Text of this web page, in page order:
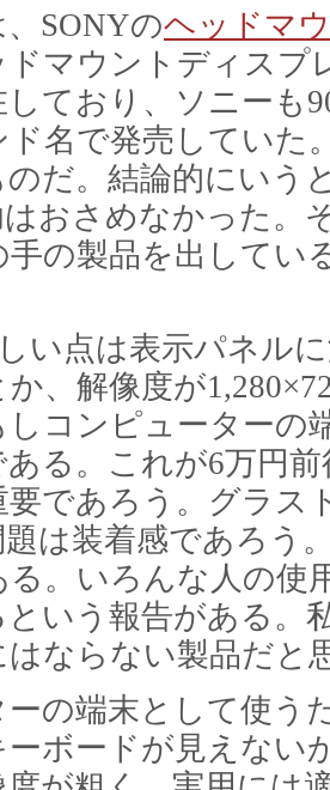
SONYのヘッドマ
マウントディスプ
ており、ソニーも
ド名で発売していた
だ。結論的にいう
おさめなかった。
手の製品を出してい
い点は表示パネル
、解像度が
コンピューターの
る。これが6万円
であろう。グラス
は装着感であろう
る。いろんな人の使
いう報告がある。
はならない製品だと
ーの端末として使う
ボードが見えない